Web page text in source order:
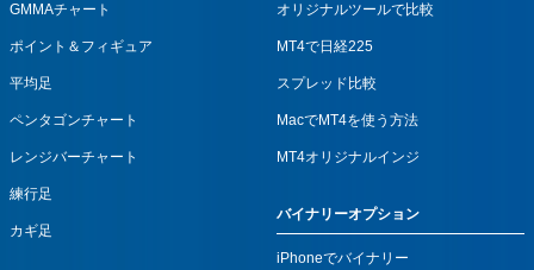
GMMAチャート
ポイント＆フィギュア
平均足
ペンタゴンチャート
レンジバーチャート
練行足
カギ足
オリジナルツールで比較
MT4で日経225
スプレッド比較
MacでMT4を使う方法
MT4オリジナルインジ
バイナリーオプション
iPhoneでバイナリー